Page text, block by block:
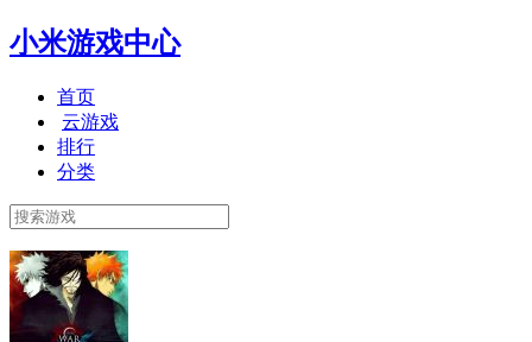
小米游戏中心
首页
云游戏
排行
分类